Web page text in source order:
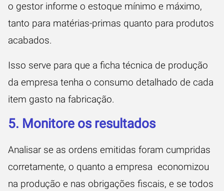
o gestor informe o estoque mínimo e máximo,
tanto para matérias-primas quanto para produtos
acabados.
Isso serve para que a ficha técnica de produção
da empresa tenha o consumo detalhado de cada
item gasto na fabricação.
5. Monitore os resultados
Analisar se as ordens emitidas foram cumpridas
corretamente, o quanto a empresa economizou
na produção e nas obrigações fiscais, e se todos